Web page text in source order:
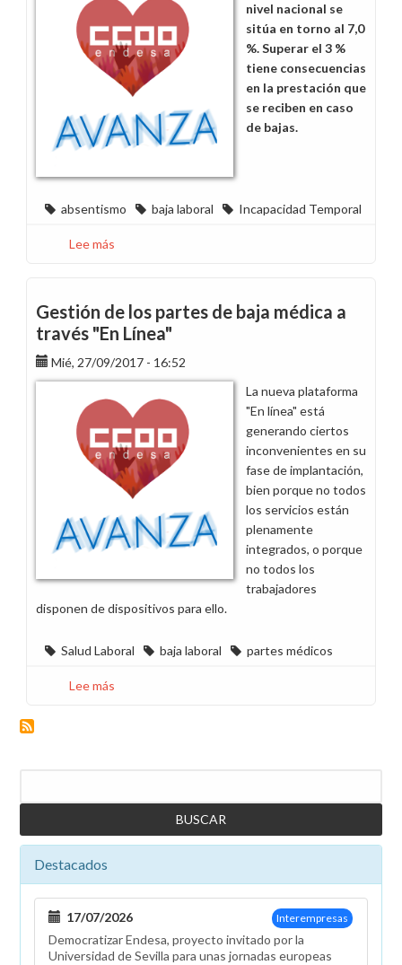
nivel nacional se
sitúa en torno al 7,0
%. Superar el 3 %
tiene consecuencias
en la prestación que
se reciben en caso
de bajas.
absentismo baja laboral Incapacidad Temporal
Lee más
dato
del
absentismo
en
Endesa
en
2025
Gestión de los partes de baja médica a
través "En Línea"
Mié, 27/09/2017 - 16:52
La nueva plataforma
"En línea" está
generando ciertos
inconvenientes en su
fase de implantación,
bien porque no todos
los servicios están
plenamente
integrados, o porque
no todos los
trabajadores
disponen de dispositivos para ello.
Salud Laboral baja laboral partes médicos
Lee más
baja
a
"En
Línea"
Destacados
Interempresas
17/07/2026
Democratizar Endesa, proyecto invitado por la
Universidad de Sevilla para unas jornadas europeas